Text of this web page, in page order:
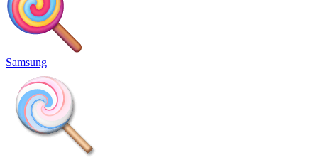
Samsung